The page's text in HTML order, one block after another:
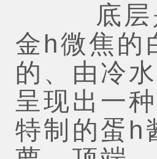
底层是
金h微焦的
的、由冷
呈现出一
特制的蛋h